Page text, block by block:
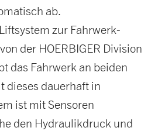
ab.
zur Fahrwerk-
der HOERBIGER Division
das Fahrwerk an beiden
dieses dauerhaft in
ist mit Sensoren
den Hydraulikdruck und